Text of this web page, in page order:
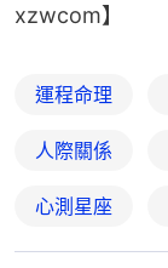
xzwcom】
運程命理
人際關係
心測星座